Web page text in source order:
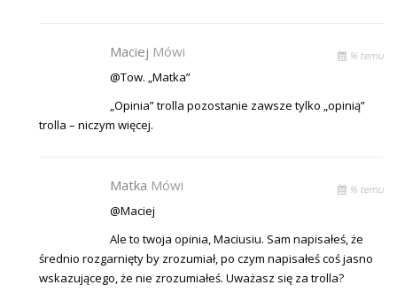
Maciej Mówi % temu
@Tow. „Matka”
„Opinia” trolla pozostanie zawsze tylko „opinią”
trolla – niczym więcej.
Matka Mówi % temu
@Maciej
Ale to twoja opinia, Maciusiu. Sam napisałeś, że
średnio rozgarnięty by zrozumiał, po czym napisałeś coś jasno
wskazującego, że nie zrozumiałeś. Uważasz się za trolla?